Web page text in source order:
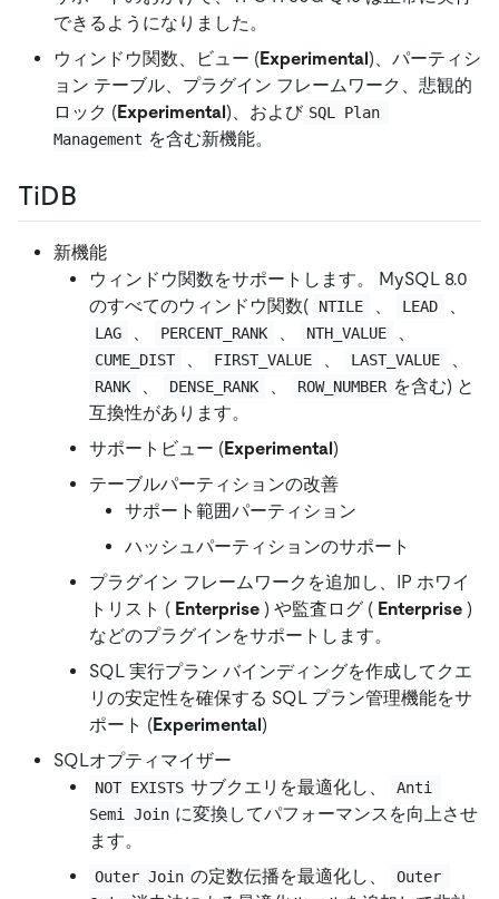
できるようになりました。
ウィンドウ関数、ビュー (Experimental)、パーティシ
ョン テーブル、プラグイン フレームワーク、悲観的
ロック (Experimental)、および SQL Plan
Management を含む新機能。
TiDB
新機能
ウィンドウ関数をサポートします。 MySQL 8.0
のすべてのウィンドウ関数(
NTILE 、 LEAD 、
LAG 、 PERCENT_RANK 、 NTH_VALUE 、
CUME_DIST 、 FIRST_VALUE 、 LAST_VALUE 、
RANK 、 DENSE_RANK 、 ROW_NUMBER を含む) と
互換性があります。
サポートビュー (Experimental)
テーブルパーティションの改善
サポート範囲パーティション
ハッシュパーティションのサポート
プラグイン フレームワークを追加し、IP ホワイ
トリスト ( Enterprise ) や監査ログ ( Enterprise )
などのプラグインをサポートします。
SQL 実行プラン バインディングを作成してクエ
リの安定性を確保する SQL プラン管理機能をサ
ポート (Experimental)
SQLオプティマイザー
NOT EXISTS サブクエリを最適化し、
Anti
Semi Join に変換してパフォーマンスを向上させ
ます。
Outer Join の定数伝播を最適化し、
Outer